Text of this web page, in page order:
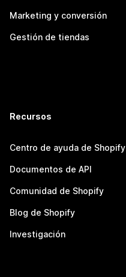
Marketing y conversión
Gestión de tiendas
Recursos
Centro de ayuda de Shopify
Documentos de API
Comunidad de Shopify
Blog de Shopify
Investigación